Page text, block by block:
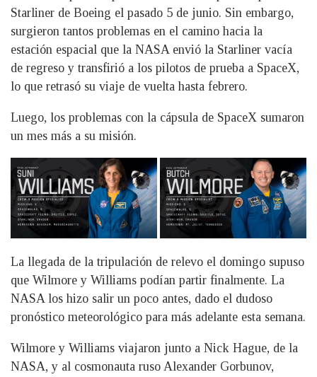
Starliner de Boeing el pasado 5 de junio. Sin embargo,
surgieron tantos problemas en el camino hacia la
estación espacial que la NASA envió la Starliner vacía
de regreso y transfirió a los pilotos de prueba a SpaceX,
lo que retrasó su viaje de vuelta hasta febrero.
Luego, los problemas con la cápsula de SpaceX sumaron
un mes más a su misión.
La llegada de la tripulación de relevo el domingo supuso
que Wilmore y Williams podían partir finalmente. La
NASA los hizo salir un poco antes, dado el dudoso
pronóstico meteorológico para más adelante esta semana.
Wilmore y Williams viajaron junto a Nick Hague, de la
NASA, y al cosmonauta ruso Alexander Gorbunov,